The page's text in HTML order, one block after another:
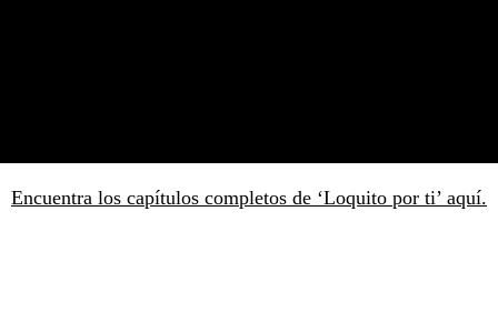
Encuentra los capítulos completos de ‘Loquito por ti’ aquí.